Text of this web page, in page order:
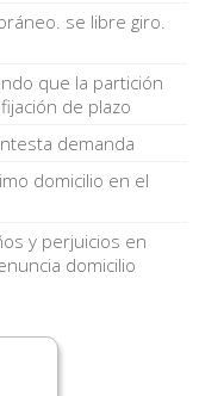
se libre giro.
que la partición
de plazo
demanda
domicilio en el
y perjuicios en
domicilio